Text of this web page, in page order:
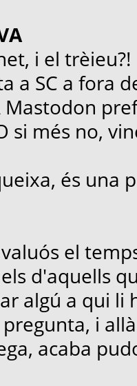
i el
a SC a fora
Mastodon
si més no,
és
el
d'aquells
algú a qui li
i
acaba